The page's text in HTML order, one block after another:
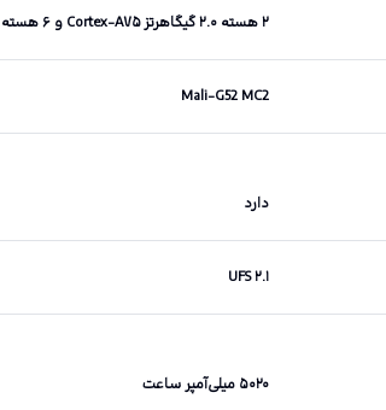
۲ هسته ۲.۰ گیگاهرتز Cortex-A۷۵ و ۶ هسته ۱.۸ گیگاهرتز Cortex-A۵۵
Mali-G52 MC2
دارد
UFS ۲.۱
۵۰۲۰ میلی‌آمپر ساعت